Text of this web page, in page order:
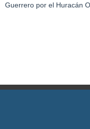
Guerrero por el Huracán